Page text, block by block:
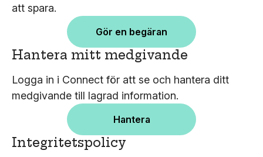
att spara.
Gör en begäran
Hantera mitt medgivande
Logga in i Connect för att se och hantera ditt
medgivande till lagrad information.
Hantera
Integritetspolicy